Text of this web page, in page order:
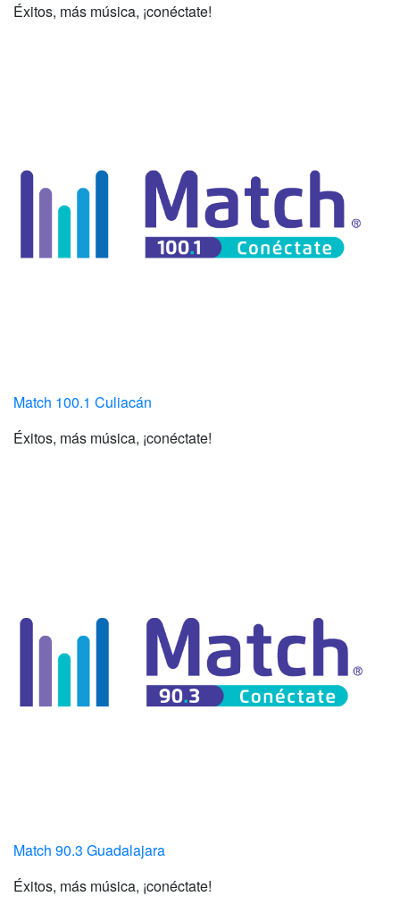
Éxitos, más música, ¡conéctate!
Match 100.1 Culiacán
Éxitos, más música, ¡conéctate!
Match 90.3 Guadalajara
Éxitos, más música, ¡conéctate!